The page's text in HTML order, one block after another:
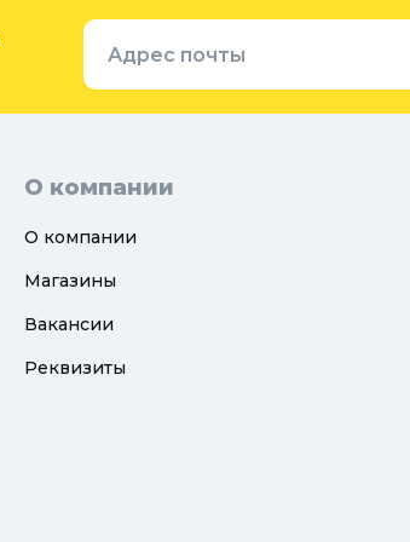
Адрес почты
О компании
О компании
Магазины
Вакансии
Реквизиты